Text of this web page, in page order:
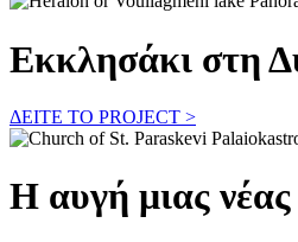
Εκκλησάκι στη
ΔΕΙΤΕ ΤΟ PROJECT >
Η αυγή μιας